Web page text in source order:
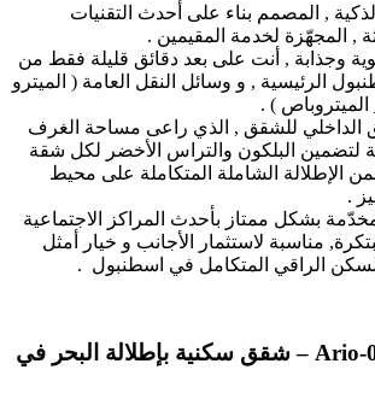
, المصمم بناء على أحدث التقنيات
, المجهّزة لخدمة المقيمين .
وجذابة , أنت على بعد دقائق قليلة فقط من
الرئيسية , و وسائل النقل العامة ( الميترو
الميتروباص ) .
الداخلي للشقق , الذي راعى مساحة الغرف
لتضمين البلكون والتراس الأخضر لكل شقة
الإطلالة الشاملة المتكاملة على محيط
.
بشكل ممتاز بأحدث المراكز الاجتماعية
مناسبة لاستثمار الأجانب و خيار أمثل
الراقي المتكامل في اسطنبول .
Ario-057 – شقق سكنية بإطلالة البحر في